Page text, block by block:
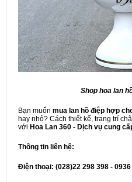
Shop hoa lan
Bạn muốn mua lan hồ điệp hợp
hay nhỏ? Cách thiết kế, trang trí
với Hoa Lan 360 - Dịch vụ cung
Thông tin liên hệ:
Điện thoại: (028)22 298 398 - 0936